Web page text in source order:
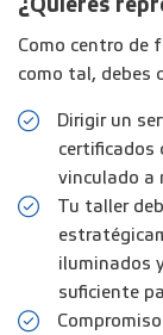
¿Quieres
Como centro de
como tal, debes
Dirigir un
certificados
vinculado a
Tu taller
iluminados
suficiente